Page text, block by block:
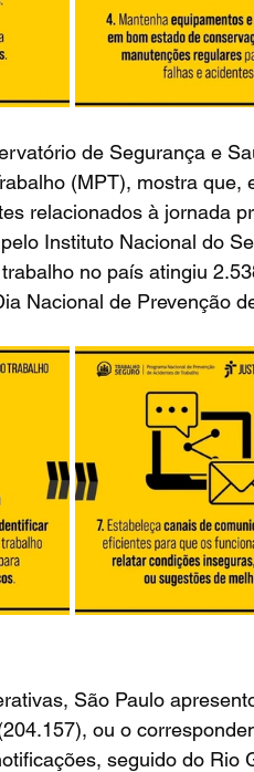
de Segurança e
(MPT), mostra
relacionados à jornada
Instituto Nacional do
no país atingiu
Nacional de Prevenção
São Paulo
ou o
seguido do Rio